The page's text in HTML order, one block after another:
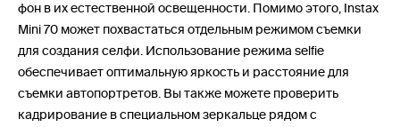
фон в их естественной освещенности. Помимо этого, Instax
Mini 70 может похвастаться отдельным режимом съемки
для создания cелфи. Использование режима selfie
обеспечивает оптимальную яркость и расстояние для
съемки автопортретов. Вы также можете проверить
кадрирование в специальном зеркальце рядом с